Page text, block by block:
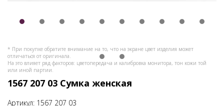
* При покупке обратите внимание на то, что на экране цвет изделия может
отличаться от оригинала.
На это влияет ряд факторов: цветопередача и калибровка монитора, тон кожи той
или иной партии.
1567 207 03 Сумка женская
Артикул: 1567 207 03